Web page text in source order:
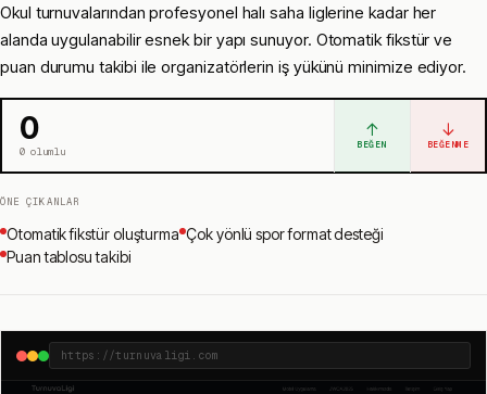
Okul turnuvalarından profesyonel halı saha liglerine kadar her
alanda uygulanabilir esnek bir yapı sunuyor. Otomatik fikstür ve
puan durumu takibi ile organizatörlerin iş yükünü minimize ediyor.
0
0olumlu
↑
BEĞEN
↓
BEĞENME
ÖNE ÇIKANLAR
Otomatik fikstür oluşturma Çok yönlü spor format desteği
Puan tablosu takibi
https://turnuvaligi.com